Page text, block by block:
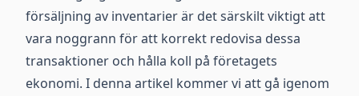
försäljning av inventarier är det särskilt viktigt att
vara noggrann för att korrekt redovisa dessa
transaktioner och hålla koll på företagets
ekonomi. I denna artikel kommer vi att gå igenom